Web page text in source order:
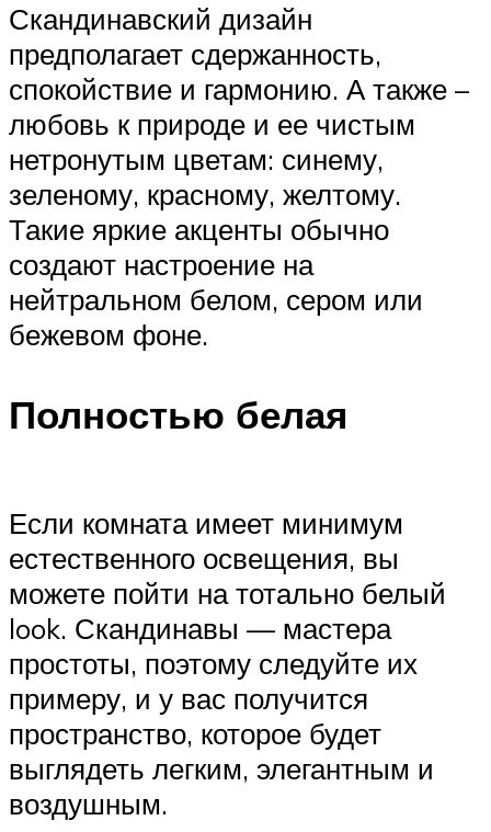
Скандинавский дизайн
предполагает сдержанность,
спокойствие и гармонию. А также –
любовь к природе и ее чистым
нетронутым цветам: синему,
зеленому, красному, желтому.
Такие яркие акценты обычно
создают настроение на
нейтральном белом, сером или
бежевом фоне.
Полностью белая
Если комната имеет минимум
естественного освещения, вы
можете пойти на тотально белый
look. Скандинавы — мастера
простоты, поэтому следуйте их
примеру, и у вас получится
пространство, которое будет
выглядеть легким, элегантным и
воздушным.